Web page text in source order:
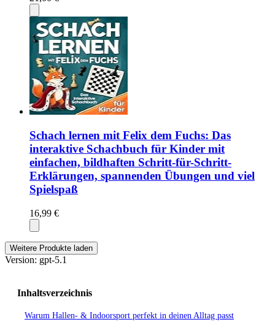
Schach lernen mit Felix dem Fuchs: Das
interaktive Schachbuch für Kinder mit
einfachen, bildhaften Schritt-für-Schritt-
Erklärungen, spannenden Übungen und viel
Spielspaß
16,99 €
Weitere Produkte laden
Version: gpt-5.1
Inhaltsverzeichnis
Warum Hallen- & Indoorsport perfekt in deinen Alltag passt